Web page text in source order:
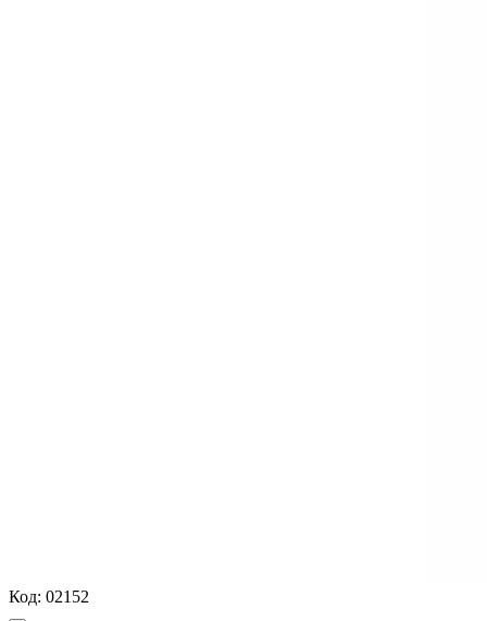
Код: 02152